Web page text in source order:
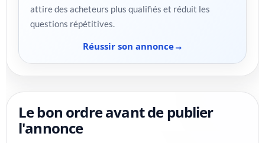
attire des acheteurs plus qualifiés et réduit les
questions répétitives.
Réussir son annonce
Le bon ordre avant de publier
l'annonce